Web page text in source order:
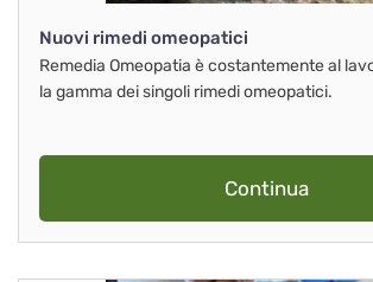
Nuovi rimedi omeopatici
Remedia Omeopatia è costantemente al
la gamma dei singoli rimedi omeopatici.
Continua